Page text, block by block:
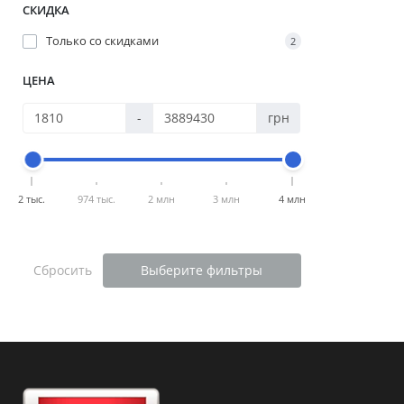
СКИДКА
Только со cкидками
2
ЦЕНА
- грн
2 тыс. 974 тыс. 2 млн 3 млн 4 млн
Сбросить Выберите фильтры